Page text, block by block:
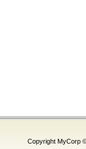
Copyright MyCorp